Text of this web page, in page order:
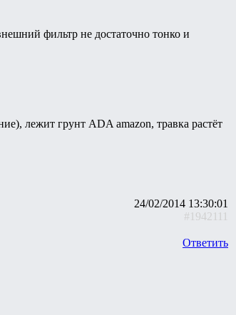
фильтр не достаточно тонко и
лежит грунт ADA amazon, травка растёт
24/02/2014 13:30:01
#1942111
Ответить